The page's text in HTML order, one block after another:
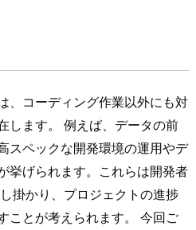
、コーディング作業以外にも対
します。 例えば、データの前
スペックな開発環境の運用やデ
挙げられます。これらは開発者
掛かり、プロジェクトの進捗
ことが考えられます。 今回ご